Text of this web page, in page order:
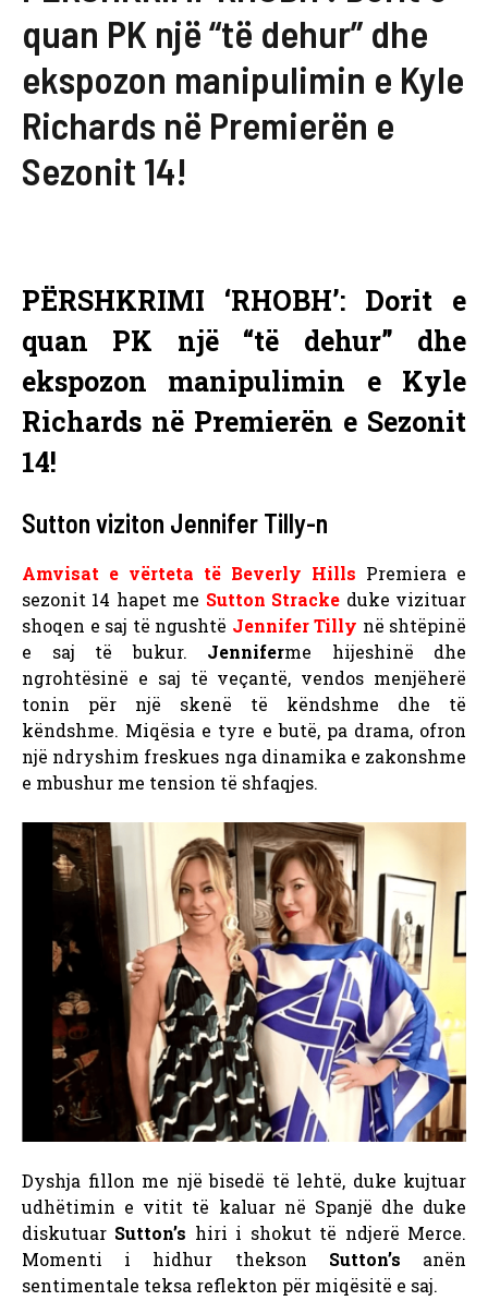
quan PK një “të dehur” dhe
ekspozon manipulimin e Kyle
Richards në Premierën e
Sezonit 14!
PËRSHKRIMI ‘RHOBH’: Dorit e
quan PK një “të dehur” dhe
ekspozon manipulimin e Kyle
Richards në Premierën e Sezonit
14!
Sutton viziton Jennifer Tilly-n
Amvisat e vërteta të Beverly Hills Premiera e
sezonit 14 hapet me Sutton Stracke duke vizituar
shoqen e saj të ngushtë Jennifer Tilly në shtëpinë
e saj të bukur. Jenniferme hijeshinë dhe
ngrohtësinë e saj të veçantë, vendos menjëherë
tonin për një skenë të këndshme dhe të
këndshme. Miqësia e tyre e butë, pa drama, ofron
një ndryshim freskues nga dinamika e zakonshme
e mbushur me tension të shfaqjes.
Dyshja fillon me një bisedë të lehtë, duke kujtuar
udhëtimin e vitit të kaluar në Spanjë dhe duke
diskutuar Sutton’s hiri i shokut të ndjerë Merce.
Momenti i hidhur thekson Sutton’s anën
sentimentale teksa reflekton për miqësitë e saj.